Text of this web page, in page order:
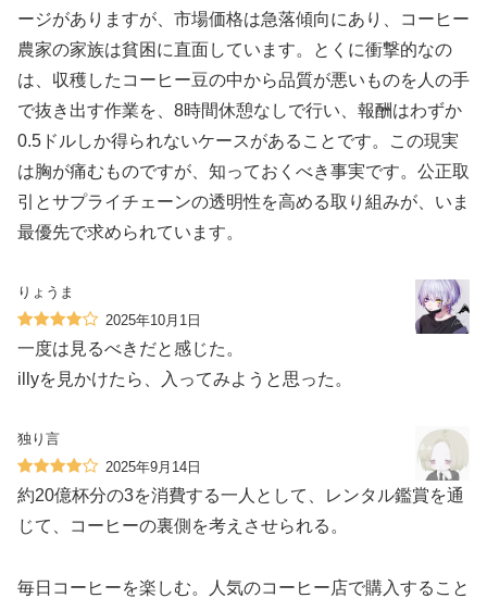
ージがありますが、市場価格は急落傾向にあり、コーヒー
農家の家族は貧困に直面しています。とくに衝撃的なの
は、収穫したコーヒー豆の中から品質が悪いものを人の手
で抜き出す作業を、8時間休憩なしで行い、報酬はわずか
0.5ドルしか得られないケースがあることです。この現実
は胸が痛むものですが、知っておくべき事実です。公正取
引とサプライチェーンの透明性を高める取り組みが、いま
最優先で求められています。
りょうま
2025年10月1日
一度は見るべきだと感じた。
illyを見かけたら、入ってみようと思った。
独り言
2025年9月14日
約20億杯分の3を消費する一人として、レンタル鑑賞を通
じて、コーヒーの裏側を考えさせられる。
毎日コーヒーを楽しむ。人気のコーヒー店で購入すること